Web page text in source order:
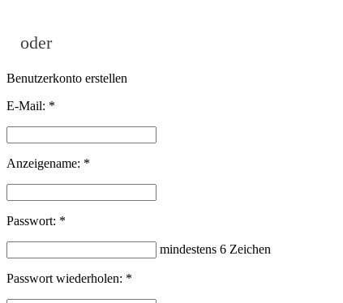
oder
Benutzerkonto erstellen
E-Mail: *
Anzeigename: *
Passwort: *
mindestens 6 Zeichen
Passwort wiederholen: *